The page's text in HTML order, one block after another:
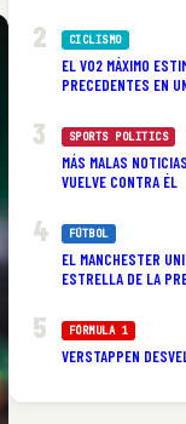
CICLISMO
EL VO2 MÁXIMO
PRECEDENTES EN
SPORTS POLITICS
MÁS MALAS
VUELVE CONTRA ÉL
FÚTBOL
EL MANCHESTER
ESTRELLA DE LA
FÓRMULA 1
VERSTAPPEN